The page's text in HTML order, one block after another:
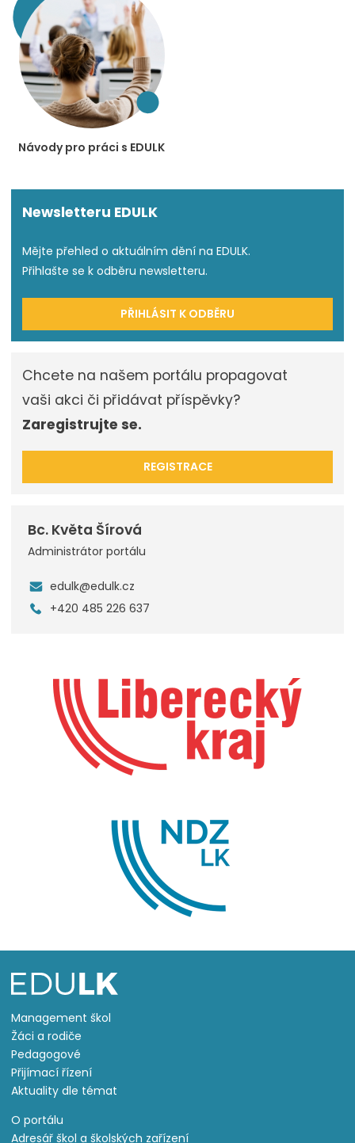
Návody pro práci s EDULK
Newsletteru EDULK
Mějte přehled o aktuálním dění na EDULK.
Přihlašte se k odběru newsletteru.
PŘIHLÁSIT K ODBĚRU
Chcete na našem portálu propagovat
vaši akci či přidávat příspěvky?
Zaregistrujte se.
REGISTRACE
Bc. Květa Šírová
Administrátor portálu
edulk@edulk.cz
+420 485 226 637
Management škol
Žáci a rodiče
Pedagogové
Přijímací řízení
Aktuality dle témat
O portálu
Adresář škol a školských zařízení